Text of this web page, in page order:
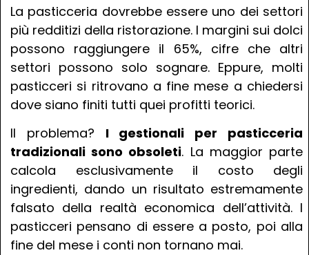
La pasticceria dovrebbe essere uno dei settori
più redditizi della ristorazione. I margini sui dolci
possono raggiungere il 65%, cifre che altri
settori possono solo sognare. Eppure, molti
pasticceri si ritrovano a fine mese a chiedersi
dove siano finiti tutti quei profitti teorici.
Il problema? I gestionali per pasticceria
tradizionali sono obsoleti. La maggior parte
calcola esclusivamente il costo degli
ingredienti, dando un risultato estremamente
falsato della realtà economica dell’attività. I
pasticceri pensano di essere a posto, poi alla
fine del mese i conti non tornano mai.